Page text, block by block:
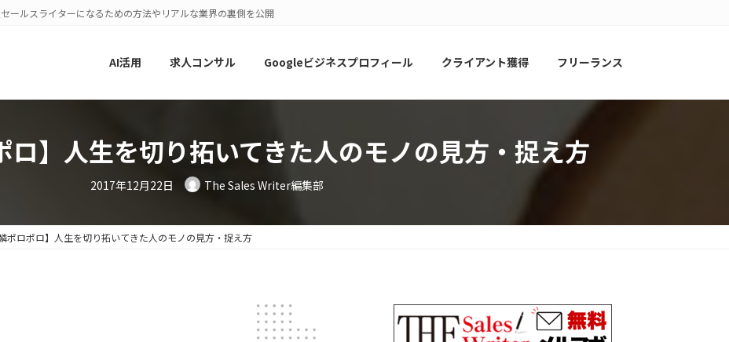
ールスライターになるための方法やリアルな業界の裏側を公開
AI活用 求人コンサル Googleビジネスプロフィール クライアント獲得 フリーランス
ロ】人生を切り拓いてきた人のモノの見方・捉え方
2017年12月22日 The Sales Writer編集部
鱗ポロポロ】人生を切り拓いてきた人のモノの見方・捉え方